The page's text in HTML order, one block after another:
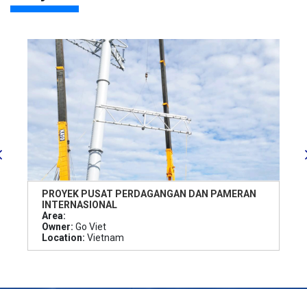
PROYEK PUSAT PERDAGANGAN DAN PAMERAN
INTERNASIONAL
Area:
Owner: Go Viet
Location: Vietnam